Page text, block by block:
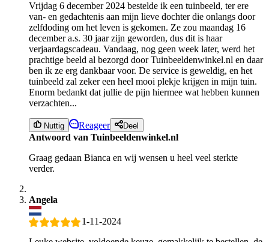
Vrijdag 6 december 2024 bestelde ik een tuinbeeld, ter ere
van- en gedachtenis aan mijn lieve dochter die onlangs door
zelfdoding om het leven is gekomen. Ze zou maandag 16
december a.s. 30 jaar zijn geworden, dus dit is haar
verjaardagscadeau. Vandaag, nog geen week later, werd het
prachtige beeld al bezorgd door Tuinbeeldenwinkel.nl en daar
ben ik ze erg dankbaar voor. De service is geweldig, en het
tuinbeeld zal zeker een heel mooi plekje krijgen in mijn tuin.
Enorm bedankt dat jullie de pijn hiermee wat hebben kunnen
verzachten...
Nuttig Reageer Deel
Antwoord van Tuinbeeldenwinkel.nl
Graag gedaan Bianca en wij wensen u heel veel sterkte
verder.
Angela
1-11-2024